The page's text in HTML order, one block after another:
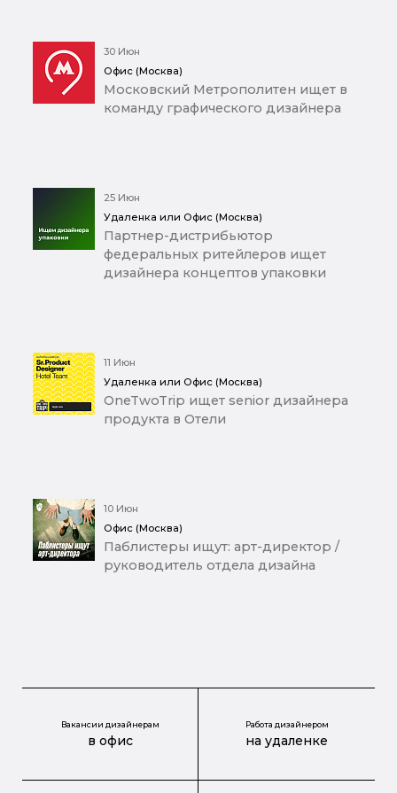
30 Июн
Офис (Москва)
Московский Метрополитен ищет в
команду графического дизайнера
25 Июн
Удаленка или Офис (Москва)
Партнер-дистрибьютор
федеральных ритейлеров ищет
дизайнера концептов упаковки
11 Июн
Удаленка или Офис (Москва)
OneTwoTrip ищет senior дизайнера
продукта в Отели
10 Июн
Офис (Москва)
Паблистеры ищут: арт-директор /
руководитель отдела дизайна
Вакансии дизайнерам
в офис
Работа дизайнером
на удаленке